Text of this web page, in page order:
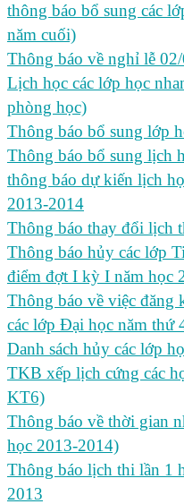
thông báo bổ sung các
năm cuối)
Thông báo về nghỉ lễ
Lịch học các lớp học
phòng học)
Thông báo bổ sung lớp
Thông báo bổ sung
thông báo dự kiến lịch
2013-2014
Thông báo thay đổi lịch
Thông báo hủy các lớp
điểm đợt I kỳ I năm học
Thông báo về việc đăng
các lớp Đại học năm thứ
Danh sách hủy các lớp
TKB xếp lịch cứng các
KT6)
Thông báo về thời gian
học 2013-2014)
Thông báo lịch thi lần 1
2013